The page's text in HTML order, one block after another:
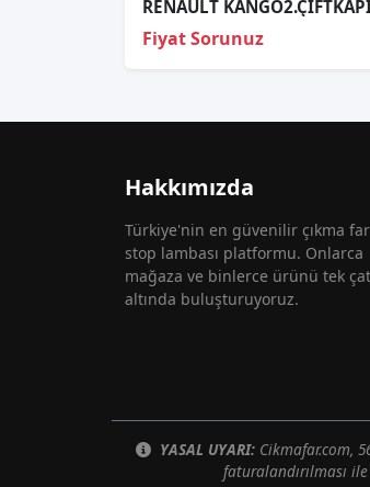
Fiyat Sorunuz
Hakkımızda
Türkiye'nin en güvenilir çıkma
stop lambası platformu. Onlarca
mağaza ve binlerce ürünü tek
altında buluşturuyoruz.
YASAL UYARI: Cikmafar.com,
faturalandırılması